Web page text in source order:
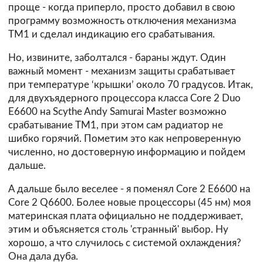
проще - когда приперло, просто добавил в свою
программу возможность отключения механизма
TM1 и сделал индикацию его срабатывания.
Но, извините, заболтался - бараны ждут. Один
важный момент - механизм защиты срабатывает
при температуре ‘крышки’ около 70 градусов. Итак,
для двухъядерного процессора класса Core 2 Duo
E6600 на Scythe Andy Samurai Master возможно
срабатывание TM1, при этом сам радиатор не
шибко горячий. Пометим это как непроверенную
численно, но достоверную информацию и пойдем
дальше.
А дальше было веселее - я поменял Core 2 E6600 на
Core 2 Q6600. Более новые процессоры (45 нм) моя
материнская плата официально не поддерживает,
этим и объясняется столь 'странный' выбор. Ну
хорошо, а что случилось с системой охлаждения?
Она дала дуба.